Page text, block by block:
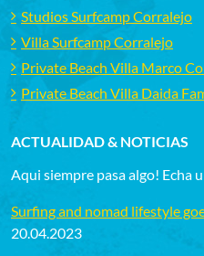
Studios Surfcamp Corralejo
Villa Surfcamp Corralejo
Private Beach Villa Marco
Private Beach Villa Daida
ACTUALIDAD & NOTICIAS
Aqui siempre pasa algo! Echa
Surfing and nomad lifestyle
20.04.2023